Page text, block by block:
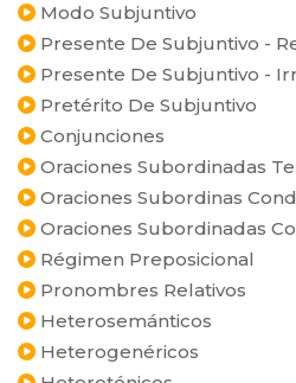
Modo Subjuntivo
Presente De Subjuntivo -
Presente De Subjuntivo -
Pretérito De Subjuntivo
Conjunciones
Oraciones Subordinadas
Oraciones Subordinas
Oraciones Subordinadas
Régimen Preposicional
Pronombres Relativos
Heterosemánticos
Heterogenéricos